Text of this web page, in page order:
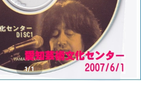
1/1